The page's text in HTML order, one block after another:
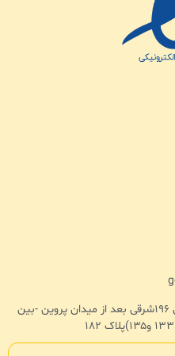
آدرس :تهران -تهرانپارس-خیابان ۱۹۶شرقی بعد از میدان پروین -بین